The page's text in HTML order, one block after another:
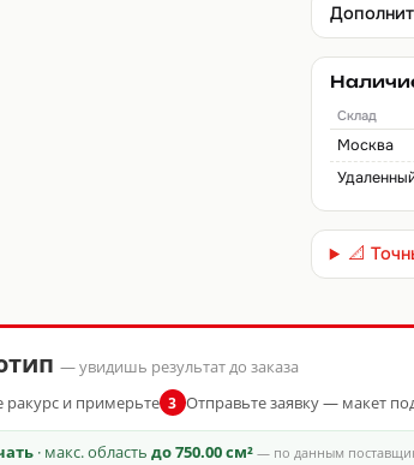
Склад
Москва
📐
— увидишь результат до заказа
ракурс и примерьте 3 Отправьте заявку — макет
· макс. область до 750.00 см²— по данным